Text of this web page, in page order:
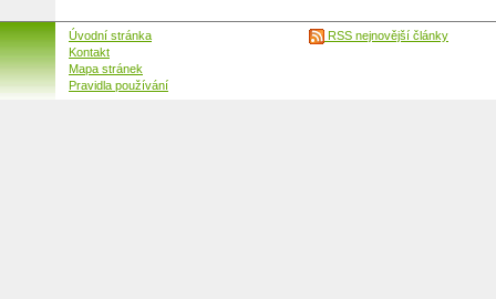
Úvodní stránka
Kontakt
Mapa stránek
Pravidla používání
RSS nejnovější články